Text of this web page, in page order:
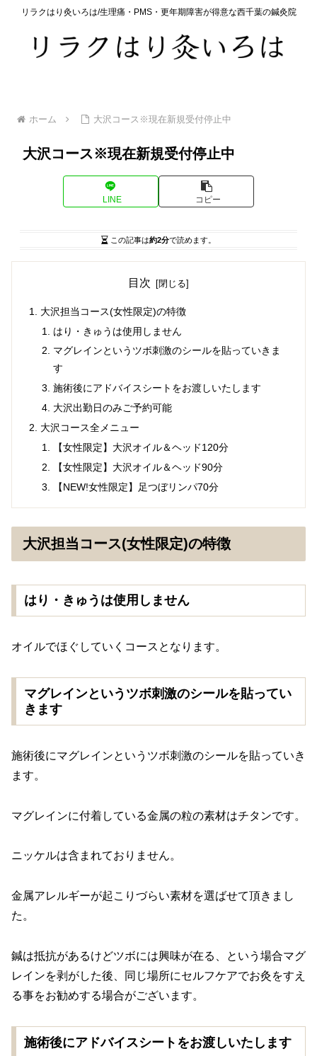
リラクはり灸いろは/生理痛・PMS・更年期障害が得意な西千葉の鍼灸院
ホーム 大沢コース※現在新規受付停止中
大沢コース※現在新規受付停止中
LINE コピー
この記事は約2分で読めます。
目次
大沢担当コース(女性限定)の特徴
はり・きゅうは使用しません
マグレインというツボ刺激のシールを貼っていきま
す
施術後にアドバイスシートをお渡しいたします
大沢出勤日のみご予約可能
大沢コース全メニュー
【女性限定】大沢オイル＆ヘッド120分
【女性限定】大沢オイル＆ヘッド90分
【NEW!女性限定】足つぼリンパ70分
大沢担当コース(女性限定)の特徴
はり・きゅうは使用しません
オイルでほぐしていくコースとなります。
マグレインというツボ刺激のシールを貼ってい
きます
施術後にマグレインというツボ刺激のシールを貼っていき
ます。
マグレインに付着している金属の粒の素材はチタンです。
ニッケルは含まれておりません。
金属アレルギーが起こりづらい素材を選ばせて頂きまし
た。
鍼は抵抗があるけどツボには興味が在る、という場合マグ
レインを剥がした後、同じ場所にセルフケアでお灸をすえ
る事をお勧めする場合がございます。
施術後にアドバイスシートをお渡しいたします